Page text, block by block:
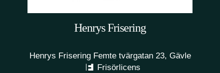
Henrys Frisering
Henrys Frisering Femte tvärgatan 23, Gävle
Frisörlicens